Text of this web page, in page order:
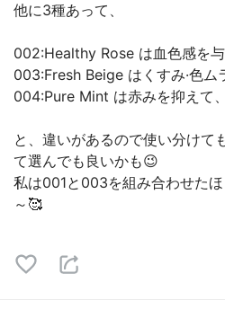
他に3種あって、
002:Healthy Rose は血色感を
003:Fresh Beige はくすみ·色ム
004:Pure Mint は赤みを抑えて
と、違いがあるので使い分けて
て選んでも良いかも😉
私は001と003を組み合わせた
～🥰